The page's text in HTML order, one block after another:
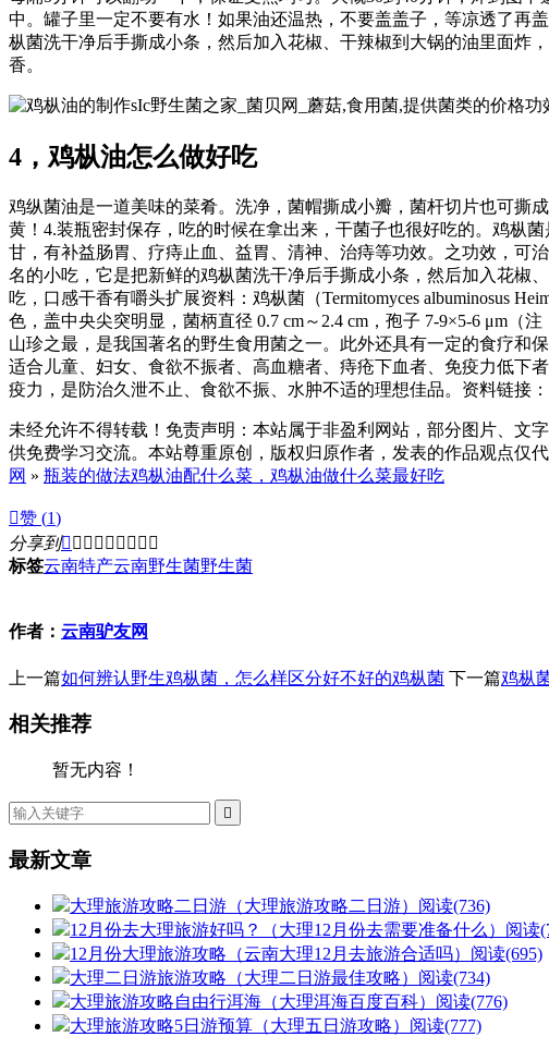
中。罐子里一定不要有水！如果油还温热，不要盖盖子，等凉透了再
枞菌洗干净后手撕成小条，然后加入花椒、干辣椒到大锅的油里面炸
香。
sIc野生菌之家_菌贝网_蘑菇,食用菌,提供菌类的价格功
4，鸡枞油怎么做好吃
鸡纵菌油是一道美味的菜肴。洗净，菌帽撕成小瓣，菌杆切片也可撕
黄！4.装瓶密封保存，吃的时候在拿出来，干菌子也很好吃的。鸡枞
甘，有补益肠胃、疗痔止血、益胃、清神、治痔等功效。之功效，可
名的小吃，它是把新鲜的鸡枞菌洗干净后手撕成小条，然后加入花椒
吃，口感干香有嚼头扩展资料：鸡枞菌（Termitomyces albuminosus
色，盖中央尖突明显，菌柄直径 0.7 cm～2.4 cm，孢子 7-9×5-6 μm
山珍之最，是我国著名的野生食用菌之一。此外还具有一定的食疗和
适合儿童、妇女、食欲不振者、高血糖者、痔疮下血者、免疫力低下
疫力，是防治久泄不止、食欲不振、水肿不适的理想佳品。资料链接
未经允许不得转载！免责声明：本站属于非盈利网站，部分图片、文
供免费学习交流。本站尊重原创，版权归原作者，发表的作品观点仅
网 » 瓶装的做法鸡枞油配什么菜，鸡枞油做什么菜最好吃
赞 (1)
分享到        
标签云南特产云南野生菌野生菌
作者： 云南驴友网
上一篇如何辨认野生鸡枞菌，怎么样区分好不好的鸡枞菌 下一篇鸡枞
相关推荐
暂无内容！

最新文章
大理旅游攻略二日游（大理旅游攻略二日游） 阅读(736)
12月份去大理旅游好吗？（大理12月份去需要准备什么） 阅读
12月份大理旅游攻略（云南大理12月去旅游合适吗） 阅读(695)
大理二日游旅游攻略（大理二日游最佳攻略） 阅读(734)
大理旅游攻略自由行洱海（大理洱海百度百科） 阅读(776)
大理旅游攻略5日游预算（大理五日游攻略） 阅读(777)